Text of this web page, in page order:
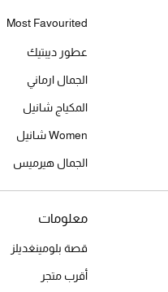
Most Favourited
عطور ديبتيك
الجمال ارماني
المكياج شانيل
Women شانيل
الجمال هيرميس
معلومات
قصة بلومينغديلز
أقرب متجر